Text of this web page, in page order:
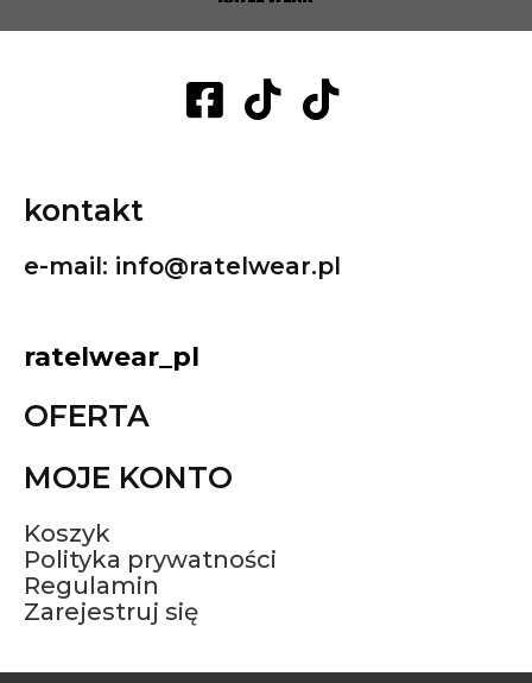
kontakt
e-mail: info@ratelwear.pl
ratelwear_pl
OFERTA
MOJE KONTO
Koszyk
Polityka prywatności
Regulamin
Zarejestruj się